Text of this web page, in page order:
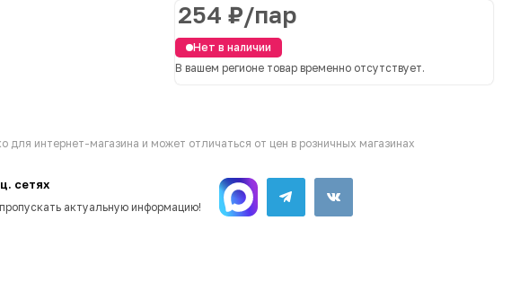
254 ₽/пар
Нет в наличии
В вашем регионе товар временно отсутствует.
для интернет-магазина и может отличаться от цен в розничных магазинах
сетях
актуальную информацию!